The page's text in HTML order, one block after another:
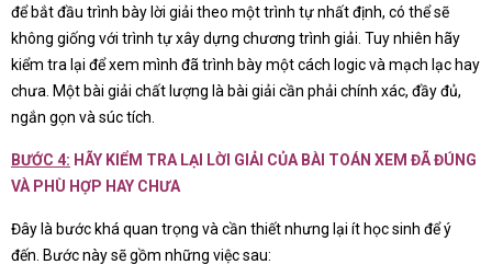
để bắt đầu trình bày lời giải theo một trình tự nhất định, có thể sẽ
không giống với trình tự xây dựng chương trình giải. Tuy nhiên hãy
kiểm tra lại để xem mình đã trình bày một cách logic và mạch lạc hay
chưa. Một bài giải chất lượng là bài giải cần phải chính xác, đầy đủ,
ngắn gọn và súc tích.
BƯỚC 4: HÃY KIỂM TRA LẠI LỜI GIẢI CỦA BÀI TOÁN XEM ĐÃ ĐÚNG
VÀ PHÙ HỢP HAY CHƯA
Đây là bước khá quan trọng và cần thiết nhưng lại ít học sinh để ý
đến. Bước này sẽ gồm những việc sau: